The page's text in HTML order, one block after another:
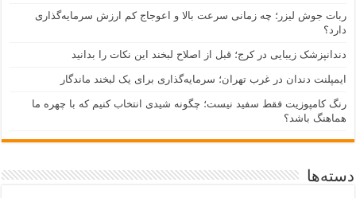
ربات جوش لیزر؛ چه زمانی سرعت بالا و اعوجاج کم ارزش سرمایه‌گذاری
دارد؟
دندانپزشک زیبایی در کرج؛ قبل از اصلاح لبخند این نکات را بدانید
ایمپلنت دندان در غرب تهران؛ سرمایه‌گذاری برای یک لبخند ماندگار
رنگ کامپوزیت فقط سفید نیست؛ چگونه شیدی انتخاب کنیم که با چهره ما
هماهنگ باشد؟
دسته‌ها